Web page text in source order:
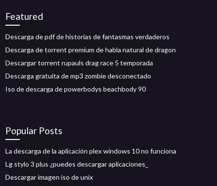
Featured
Descarga de pdf de historias de fantasmas verdaderos
Descarga de torrent premium de habla natural de dragon
Descargar torrent rupauls drag race 5 temporada
Descarga gratuita de mp3 zombie desconectado
Iso de descarga de powerbodys beachbody 90
Popular Posts
La descarga de la aplicación plex windows 10 no funciona
Lg stylo 3 plus ¿puedes descargar aplicaciones_
Descargar imagen iso de unix